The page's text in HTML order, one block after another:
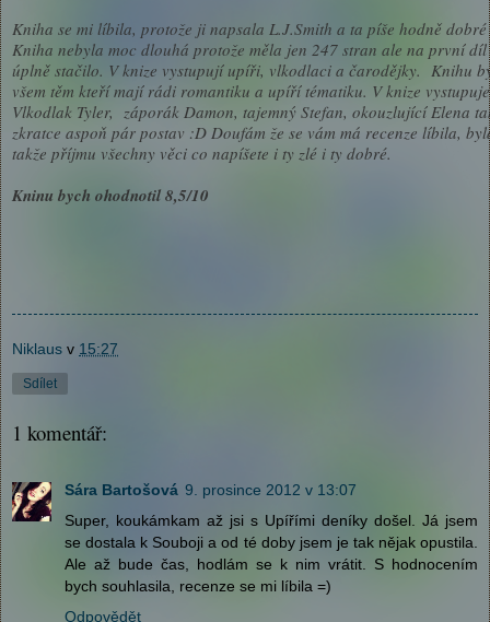
Kniha se mi líbila, protože ji napsala L.J.Smith a ta píše hodně
Kniha nebyla moc dlouhá protože měla jen 247 stran ale na první díl
úplně stačilo. V knize vystupují upíři, vlkodlaci a čarodějky. Knihu
všem těm kteří mají rádi romantiku a upíří tématiku. V knize
Vlkodlak Tyler, záporák Damon, tajemný Stefan, okouzlující Elena
zkratce aspoň pár postav :D Doufám že se vám má recenze líbila,
takže příjmu všechny věci co napíšete i ty zlé i ty dobré.
Kninu bych ohodnotil 8,5/10
Niklaus v 15:27
Sdílet
1 komentář:
Sára Bartošová 9. prosince 2012 v 13:07
Super, koukámkam až jsi s Upířími deníky došel. Já jsem
se dostala k Souboji a od té doby jsem je tak nějak opustila.
Ale až bude čas, hodlám se k nim vrátit. S hodnocením
bych souhlasila, recenze se mi líbila =)
Odpovědět